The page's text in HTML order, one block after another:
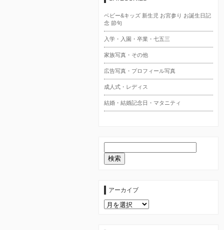
ベビー&キッズ 新生児 お宮参り お誕生日記
念 節句
入学・入園・卒業・七五三
家族写真・その他
広告写真・プロフィール写真
成人式・レディス
結婚・結婚記念日・マタニティ
アーカイブ
ア
ー